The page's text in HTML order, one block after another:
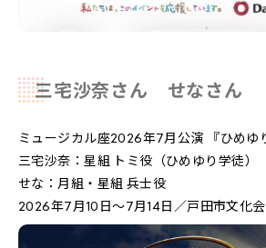
三宅沙奈さん せなさん
ミュージカル座2026年7月公演 『ひめゆ
三宅沙奈：星組 トミ役（ひめゆり学徒）
せな：月組・星組 兵士役
2026年7月10日〜7月14日／戸田市文化